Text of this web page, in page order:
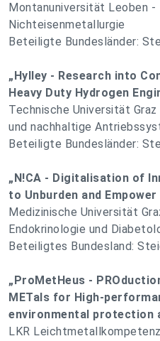
Montanuniversität Leoben
Nichteisenmetallurgie
Beteiligte Bundesländer:
„Hylley - Research into
Heavy Duty Hydrogen
Technische Universität
und nachhaltige
Beteiligte Bundesländer:
„N!CA - Digitalisation of
to Unburden and Empower
Medizinische Universität
Endokrinologie und
Beteiligtes Bundesland:
„ProMetHeus -
METals for High-
environmental protection
LKR